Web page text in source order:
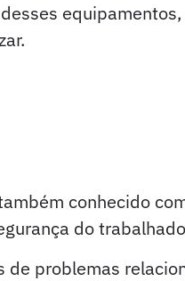
conhecido
do
de problemas